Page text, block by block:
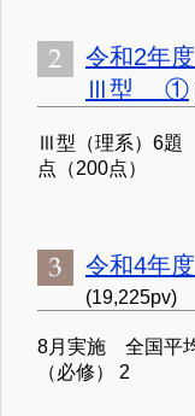
令和2年
Ⅲ型 ①
Ⅲ型（理系）6
点（200点）
令和4年
(19,225pv)
8月実施 全国平
（必修） 2